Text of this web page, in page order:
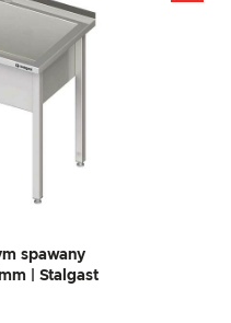
spawany
| Stalgast